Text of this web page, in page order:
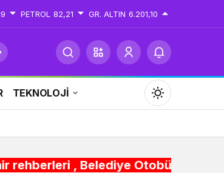
PETROL 82,21 GR. ALTIN 6.201,10
TEKNOLOJİ
Mod
değiştir
, Belediye